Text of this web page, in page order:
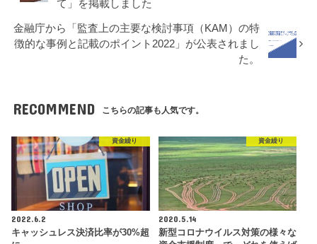
て」を掲載しました
金融庁から「監査上の主要な検討事項（KAM）の特
徴的な事例と記載のポイント2022」が公表されまし
た。
RECOMMEND こちらの記事も人気です。
資金繰り
2022.6.2
キャッシュレス決済比率が30%超
資金繰り
2020.5.14
新型コロナウイルス対策の様々な